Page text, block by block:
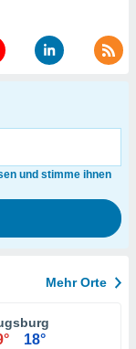
und stimme ihnen
Mehr Orte
18°